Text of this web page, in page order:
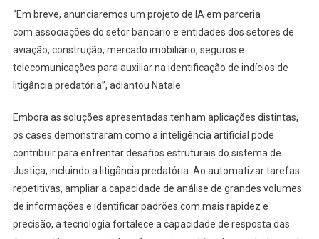
“Em breve, anunciaremos um projeto de IA em parceria
com associações do setor bancário e entidades dos setores de
aviação, construção, mercado imobiliário, seguros e
telecomunicações para auxiliar na identificação de indícios de
litigância predatória”, adiantou Natale.
Embora as soluções apresentadas tenham aplicações distintas,
os cases demonstraram como a inteligência artificial pode
contribuir para enfrentar desafios estruturais do sistema de
Justiça, incluindo a litigância predatória. Ao automatizar tarefas
repetitivas, ampliar a capacidade de análise de grandes volumes
de informações e identificar padrões com mais rapidez e
precisão, a tecnologia fortalece a capacidade de resposta das